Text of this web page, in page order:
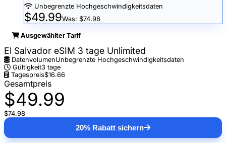
Unbegrenzte Hochgeschwindigkeitsdaten
$49.99Was: $74.98
Ausgewählter Tarif
El Salvador eSIM 3 tage Unlimited
DatenvolumenUnbegrenzte Hochgeschwindigkeitsdaten
Gültigkeit3 tage
Tagespreis$16.66
Gesamtpreis
$49.99
$74.98
20% Rabatt sichern